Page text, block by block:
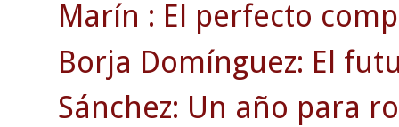
Marín : El perfecto
Borja Domínguez: El
Sánchez: Un año para